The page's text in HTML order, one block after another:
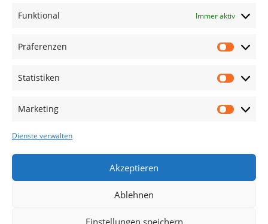
Funktional Immer aktiv
Präferenzen
Statistiken
Marketing
Dienste verwalten
Akzeptieren
Ablehnen
Einstellungen speichern
Useful Links
Kontakt
AGB